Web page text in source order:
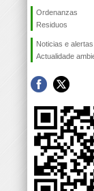
Ordenanzas
Residuos
Noticias e alertas
Actualidade